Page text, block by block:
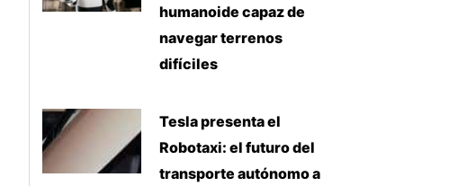
humanoide capaz de
navegar terrenos
difíciles
Tesla presenta el
Robotaxi: el futuro del
transporte autónomo a